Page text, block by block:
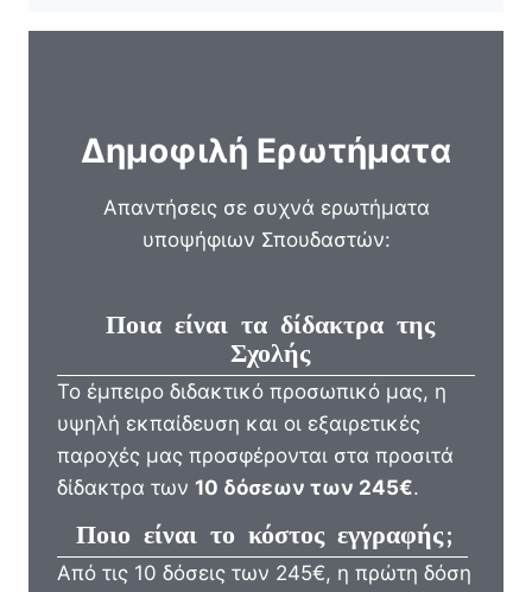
Δημοφιλή Ερωτήματα
Απαντήσεις σε συχνά ερωτήματα
υποψήφιων Σπουδαστών:
Ποια είναι τα δίδακτρα της
Σχολής
Το έμπειρο διδακτικό προσωπικό μας, η
υψηλή εκπαίδευση και οι εξαιρετικές
παροχές μας προσφέρονται στα προσιτά
δίδακτρα των 10 δόσεων των 245€.
Ποιο είναι το κόστος εγγραφής;
Από τις 10 δόσεις των 245€, η πρώτη δόση